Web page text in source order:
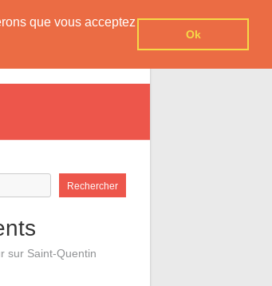
que vous acceptez
Ok
Rechercher
sur Saint-Quentin